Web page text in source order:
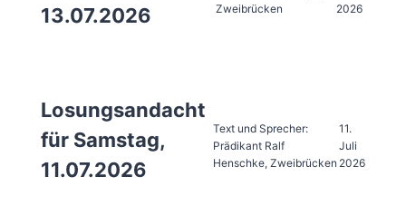
13.07.2026
Zweibrücken
2026
Losungsandacht
für Samstag,
11.07.2026
Text und Sprecher:
Prädikant Ralf
Henschke, Zweibrücken
11.
Juli
2026